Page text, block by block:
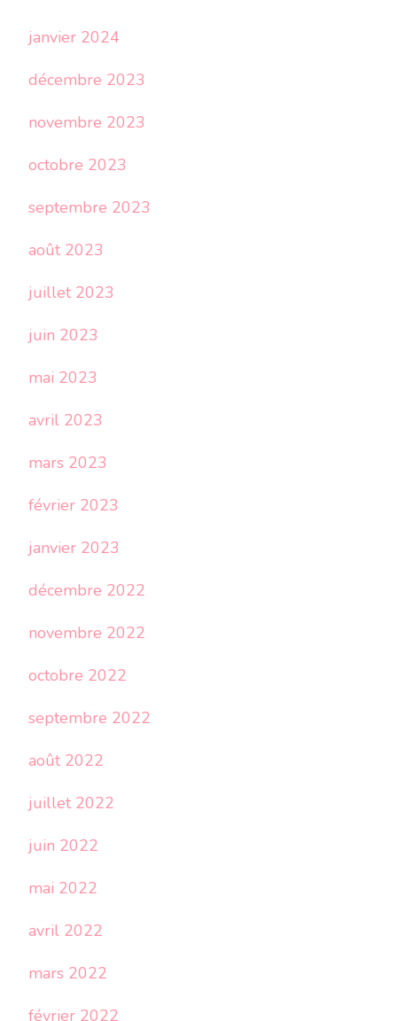
janvier 2024
décembre 2023
novembre 2023
octobre 2023
septembre 2023
août 2023
juillet 2023
juin 2023
mai 2023
avril 2023
mars 2023
février 2023
janvier 2023
décembre 2022
novembre 2022
octobre 2022
septembre 2022
août 2022
juillet 2022
juin 2022
mai 2022
avril 2022
mars 2022
février 2022